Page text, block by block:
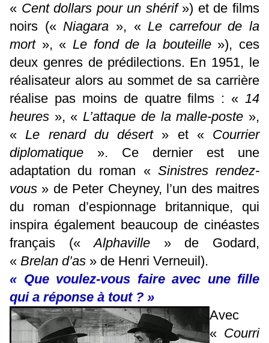
« Cent dollars pour un shérif ») et de films
noirs («Niagara », «Le carrefour de la
mort », «Le fond de la bouteille»), ces
deux genres de prédilections. En 1951, le
réalisateur alors au sommet de sa carrière
réalise pas moins de quatre films : « 14
heures », «L’attaque de la malle-poste »,
«Le renard du désert» et « Courrier
diplomatique ». Ce dernier est une
adaptation du roman « Sinistres rendez-
vous » de Peter Cheyney, l’un des maitres
du roman d’espionnage britannique, qui
inspira également beaucoup de cinéastes
français («Alphaville » de Godard,
« Brelan d’as » de Henri Verneuil).
« Que voulez-vous faire avec une fille
qui a réponse à tout ? »
Avec
« Courri